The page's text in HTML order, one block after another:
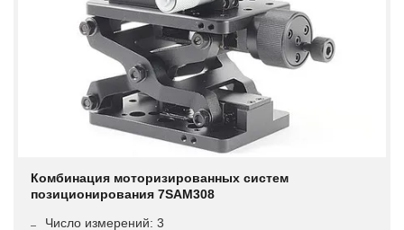
Комбинация моторизированных систем
позиционирования 7SAM308
Число измерений: 3